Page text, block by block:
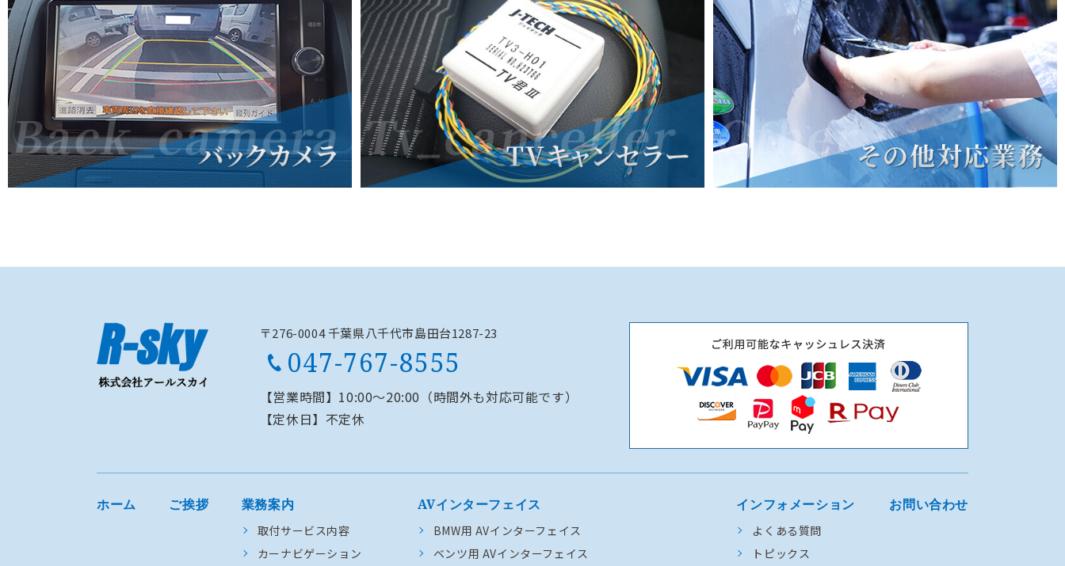
〒276-0004 千葉県八千代市島田台1287-23
047-767-8555
【営業時間】 10:00～20:00（時間外も対応可能です）
【定休日】 不定休
ホーム ご挨拶 業務案内
取付サービス内容
カーナビゲーション
AVインターフェイス
BMW用 AVインターフェイス
ベンツ用 AVインターフェイス
インフォメーション
よくある質問
トピックス
お問い合わせ